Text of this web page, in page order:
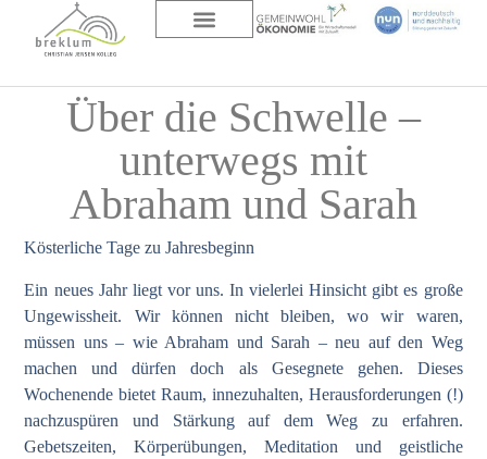
Über die Schwelle –
unterwegs mit
Abraham und Sarah
Kösterliche Tage zu Jahresbeginn
Ein neues Jahr liegt vor uns. In vielerlei Hinsicht gibt es große
Ungewissheit. Wir können nicht bleiben, wo wir waren,
müssen uns – wie Abraham und Sarah – neu auf den Weg
machen und dürfen doch als Gesegnete gehen. Dieses
Wochenende bietet Raum, innezuhalten, Herausforderungen (!)
nachzuspüren und Stärkung auf dem Weg zu erfahren.
Gebetszeiten, Körperübungen, Meditation und geistliche